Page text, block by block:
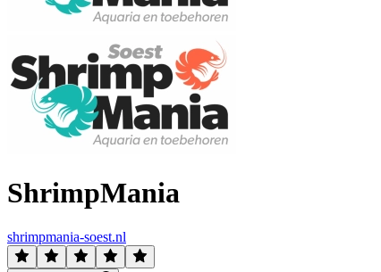
ShrimpMania
shrimpmania-soest.nl